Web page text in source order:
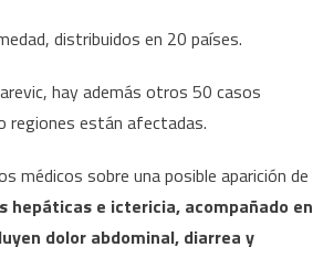
distribuidos en 20 países.
hay además otros 50 casos
regiones están afectadas.
médicos sobre una posible aparición de
hepáticas e ictericia, acompañado en
dolor abdominal, diarrea y